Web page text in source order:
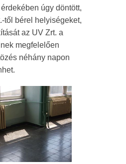
úgy döntött,
től bérel helyiségeket,
az UV Zrt. a
megfelelően
néhány napon